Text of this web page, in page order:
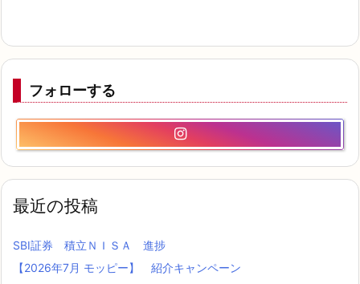
フォローする
最近の投稿
SBI証券 積立ＮＩＳＡ 進捗
【2026年7月 モッピー】 紹介キャンペーン